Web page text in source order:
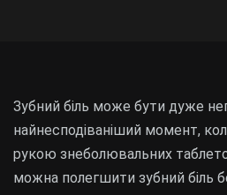
Зубний біль може бути дуже
найнесподіваніший момент,
рукою знеболювальних
можна полегшити зубний біль